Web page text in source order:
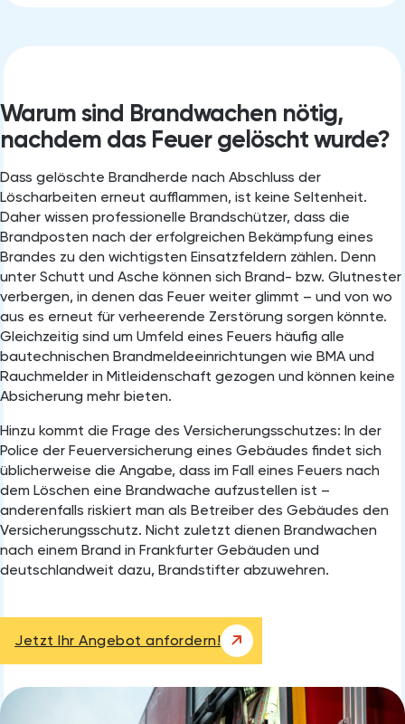
Warum sind Brandwachen nötig,
nachdem das Feuer gelöscht wurde?
Dass gelöschte Brandherde nach Abschluss der
Löscharbeiten erneut aufflammen, ist keine Seltenheit.
Daher wissen professionelle Brandschützer, dass die
Brandposten nach der erfolgreichen Bekämpfung eines
Brandes zu den wichtigsten Einsatzfeldern zählen. Denn
unter Schutt und Asche können sich Brand- bzw. Glutnester
verbergen, in denen das Feuer weiter glimmt – und von wo
aus es erneut für verheerende Zerstörung sorgen könnte.
Gleichzeitig sind um Umfeld eines Feuers häufig alle
bautechnischen Brandmeldeeinrichtungen wie BMA und
Rauchmelder in Mitleidenschaft gezogen und können keine
Absicherung mehr bieten.
Hinzu kommt die Frage des Versicherungsschutzes: In der
Police der Feuerversicherung eines Gebäudes findet sich
üblicherweise die Angabe, dass im Fall eines Feuers nach
dem Löschen eine Brandwache aufzustellen ist –
anderenfalls riskiert man als Betreiber des Gebäudes den
Versicherungsschutz. Nicht zuletzt dienen Brandwachen
nach einem Brand in Frankfurter Gebäuden und
deutschlandweit dazu, Brandstifter abzuwehren.
Jetzt Ihr Angebot anfordern!